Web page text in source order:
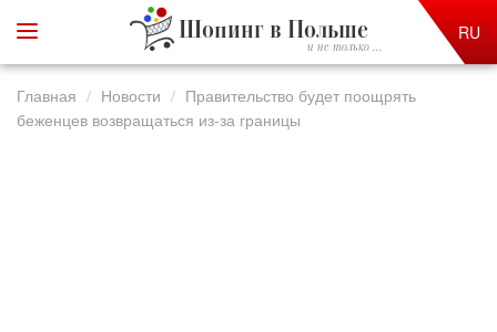
Шопинг в Польше
и не только ...
RU
Главная Новости
Правительство будет поощрять
беженцев возвращаться из-за границы